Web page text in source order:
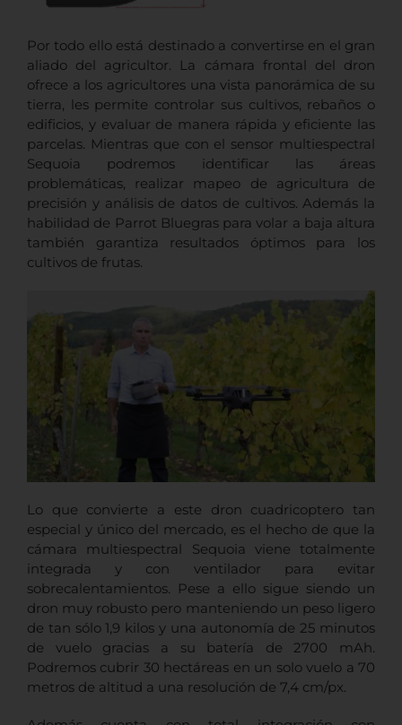
Por todo ello está destinado a convertirse en el gran
aliado del agricultor. La cámara frontal del dron
ofrece a los agricultores una vista panorámica de su
tierra, les permite controlar sus cultivos, rebaños o
edificios, y evaluar de manera rápida y eficiente las
parcelas. Mientras que con el sensor multiespectral
Sequoia podremos identificar las áreas
problemáticas, realizar mapeo de agricultura de
precisión y análisis de datos de cultivos. Además la
habilidad de Parrot Bluegras para volar a baja altura
también garantiza resultados óptimos para los
cultivos de frutas.
Lo que convierte a este dron cuadricoptero tan
especial y único del mercado, es el hecho de que la
cámara multiespectral Sequoia viene totalmente
integrada y con ventilador para evitar
sobrecalentamientos. Pese a ello sigue siendo un
dron muy robusto pero manteniendo un peso ligero
de tan sólo 1,9 kilos y una autonomía de 25 minutos
de vuelo gracias a su batería de 2700 mAh.
Podremos cubrir 30 hectáreas en un solo vuelo a 70
metros de altitud a una resolución de 7,4 cm/px.